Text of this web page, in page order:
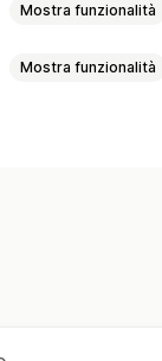
Mostra funzionalità
Mostra funzionalità